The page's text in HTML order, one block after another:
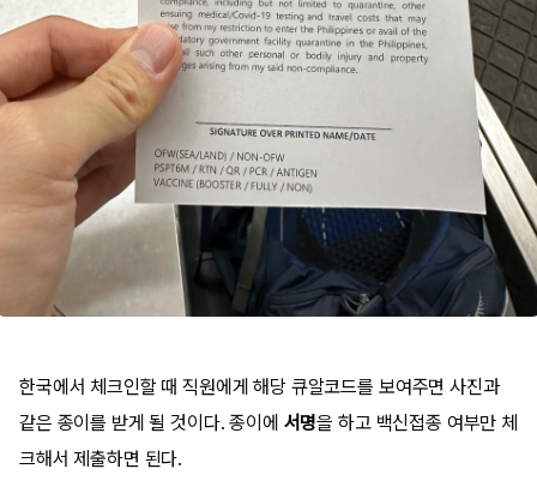
한국에서 체크인할 때 직원에게 해당 큐알코드를 보여주면 사진과
같은 종이를 받게 될 것이다. 종이에 서명을 하고 백신접종 여부만 체
크해서 제출하면 된다.